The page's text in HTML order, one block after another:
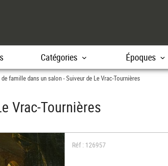
Catégories Époques
famille dans un salon - Suiveur de Le Vrac-Tournières
Vrac-Tournières
Réf : 126957